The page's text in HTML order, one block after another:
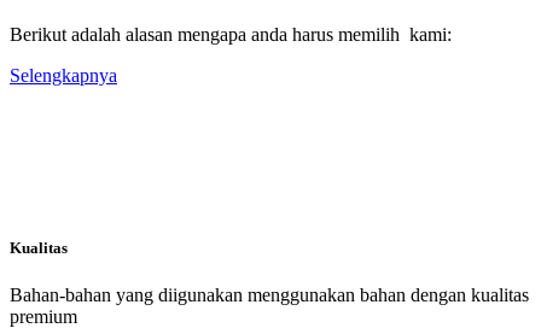
Berikut adalah alasan mengapa anda harus memilih kami:
Selengkapnya
Kualitas
Bahan-bahan yang diigunakan menggunakan bahan dengan kualitas
premium